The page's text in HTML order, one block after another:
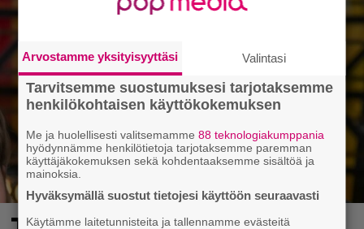
Arvostamme yksityisyyttäsi Valintasi
Tarvitsemme suostumuksesi tarjotaksemme
henkilökohtaisen käyttökokemuksen
Me ja huolellisesti valitsemamme88 teknologiakumppania
hyödynnämme henkilötietoja tarjotaksemme paremman
käyttäjäkokemuksen sekä kohdentaaksemme sisältöä ja
mainoksia.
Hyväksymällä suostut tietojesi käyttöön seuraavasti
Käytämme laitetunnisteita ja tallennamme evästeitä